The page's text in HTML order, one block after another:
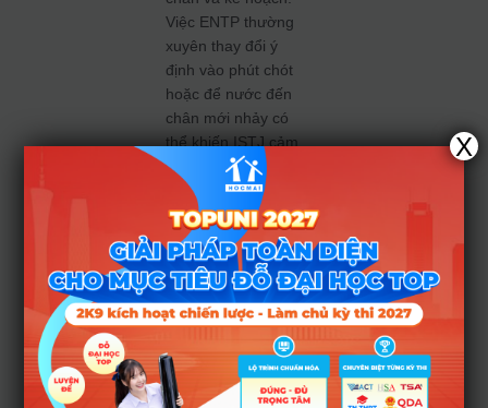
Việc ENTP thường
xuyên thay đổi ý
định vào phút chót
hoặc để nước đến
chân mới nhảy có
thể khiến ISTJ cảm
thấy bị stress nặng
nề.
Sự lạnh
lùng trong
giao tiếp
Vì cả hai đều là
nhóm Thinking, đôi
X